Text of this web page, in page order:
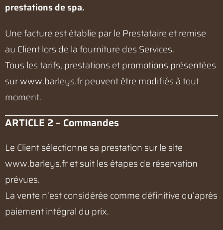
prestations de spa.
Une facture est établie par le Prestataire et remise
au Client lors de la fourniture des Services.
Tous les tarifs, prestations et promotions présentées
surwww.barleys.frpeuvent être modifiés à tout
moment.
ARTICLE 2 – Commandes
Le Client sélectionne sa prestation sur le site
www.barleys.fret suit les étapes de réservation
prévues.
La vente n’est considérée comme définitive qu’après
paiement intégral du prix.